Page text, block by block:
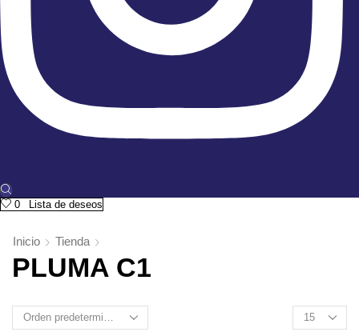
0 Lista de deseos
Inicio Tienda
PLUMA C1
Products
per